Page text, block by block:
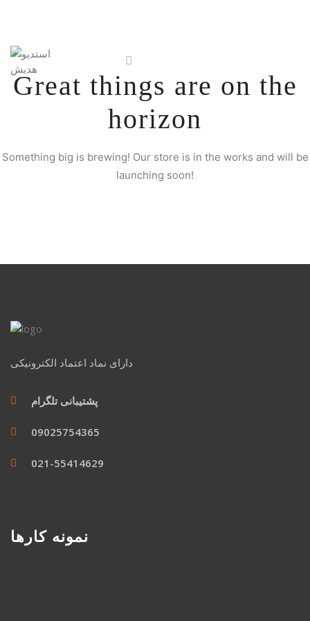
Great things are on the
horizon
Something big is brewing! Our store is in the works and will be
launching soon!
دارای نماد اعتماد الکترونیکی
پشتیبانی تلگرام
09025754365
021-55414629
نمونه کارها